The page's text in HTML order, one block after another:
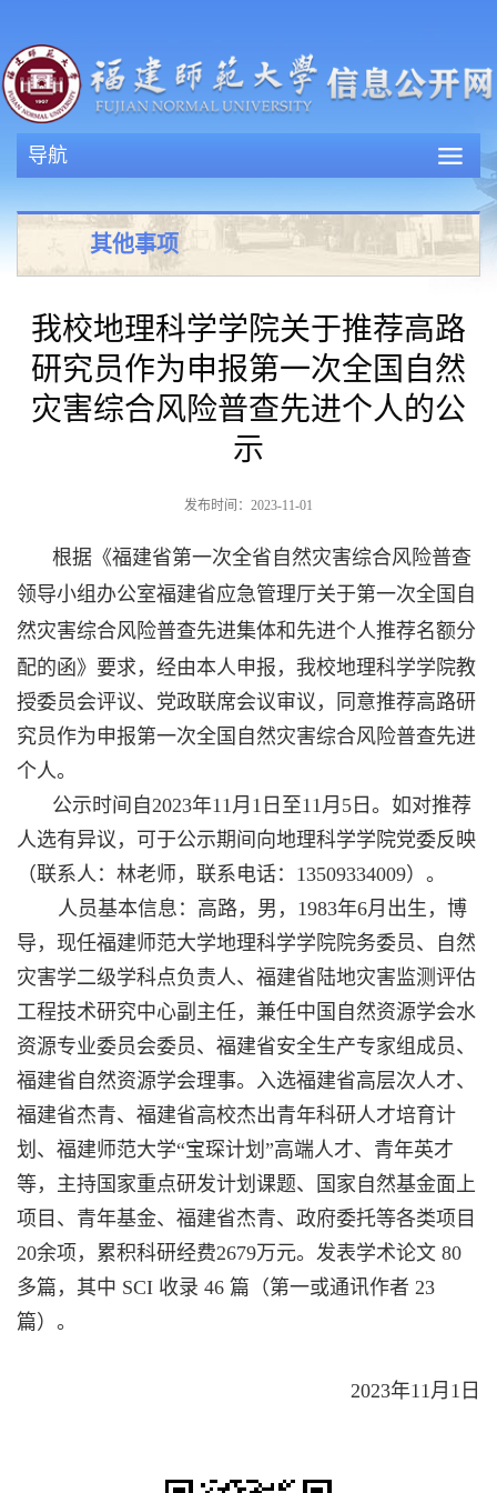
导航
其他事项
我校地理科学学院关于推荐高路
研究员作为申报第一次全国自然
灾害综合风险普查先进个人的公
示
发布时间：2023-11-01
根据《福建省第一次全省自然灾害综合风险普查
领导小组办公室福建省应急管理厅关于第一次全国自
然灾害综合风险普查先进集体和先进个人推荐名额分
配的函》 要求，经由本人申报，我校地理科学学院教
授委员会评议、党政联席会议审议，同意推荐高路研
究员作为申报第一次全国自然灾害综合风险普查先进
个人。
公示时间自2023年11月1日至11月 5 日。如对推荐
人选有异议，可于公示期间向地理科学学院党委反映
（联系人：林老师，联系电话：13509334009）。
人员基本信息： 高路， 男 ，1983年6月出生，博
导， 现任福建师范大学地理科学学院院务委员、自然
灾害学二级学科点负责人、福建省陆地灾害监测评估
工程技术研究中心副主任，兼任中国自然资源学会水
资源专业委员会委员、福建省安全生产专家组成员、
福建省自然资源学会理事。入选福建省高层次人才、
福建省杰青、福建省高校杰出青年科研人才培育计
划、福建师范大学“宝琛计划”高端人才、青年英才
等，主持国家重点研发计划课题、国家自然基金面上
项目、青年基金、福建省杰青、政府委托等各类项目
20余项，累积科研经费2679万元。发表学术论文 80
多篇，其中 SCI 收录 46 篇（第一或通讯作者 23
篇）。
2023年11月1日